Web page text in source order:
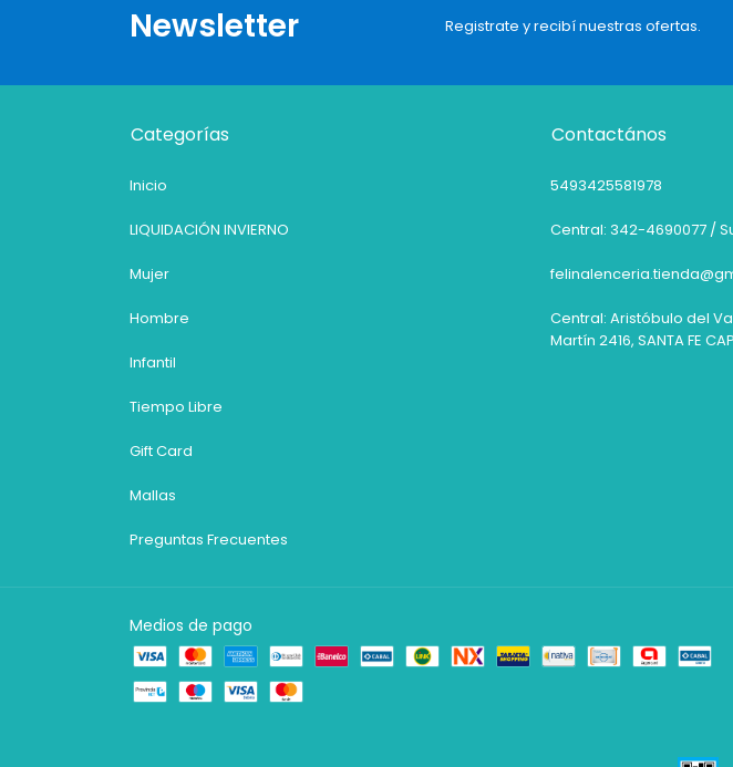
Newsletter Registrate y recibí nuestras ofertas.
Categorías
Inicio
LIQUIDACIÓN INVIERNO
Mujer
Hombre
Infantil
Tiempo Libre
Gift Card
Mallas
Preguntas Frecuentes
Contactános
5493425581978
Central: 342-4690077 /
Central: Aristóbulo del
Martín 2416, SANTA FE
Medios de pago